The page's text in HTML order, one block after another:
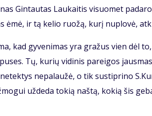
Gin­tau­tas Lau­kai­tis vi­suo­met
ėmė, ir tą ke­lio ruo­žą, ku­rį nu­plo­vė,
kad gy­ve­ni­mas yra gra­žus vien dėl
Tų, ku­rių vi­di­nis pa­rei­gos
ne­pa­lau­žė, o tik su­stip­ri­no
už­de­da to­kią naš­tą, ko­kią šis